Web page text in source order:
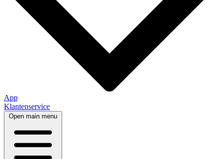
App
Klantenservice
Open main menu